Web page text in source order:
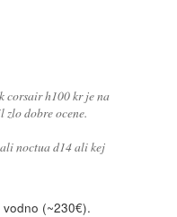
corsair h100 kr je na
dobre ocene.
noctua d14 ali kej
(~230€).